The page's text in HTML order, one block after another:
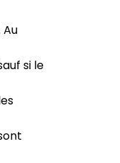
si le